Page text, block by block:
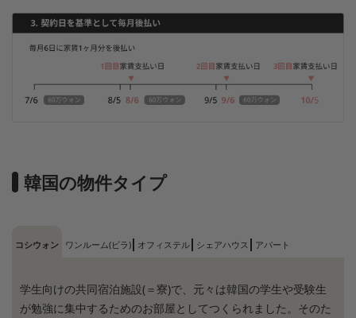
韓国の物件タイプ
コシウォン ワンルーム(ビラ) オフィステル シェアハウス アパート
学生向けの共同宿泊施設(＝寮)で、元々は韓国の学生や受験生
が勉強に集中するためのお部屋としてつくられました。そのた